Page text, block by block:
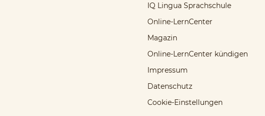
IQ Lingua Sprachschule
Online-LernCenter
Magazin
Online-LernCenter kündigen
Impressum
Datenschutz
Cookie-Einstellungen